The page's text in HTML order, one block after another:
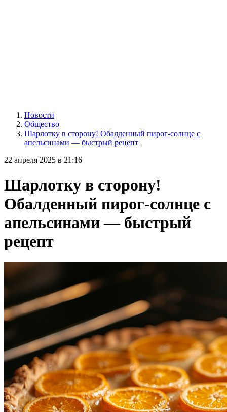
Новости
Общество
Шарлотку в сторону! Обалденный пирог-солнце с
апельсинами — быстрый рецепт
22 апреля 2025 в 21:16
Шарлотку в сторону!
Обалденный пирог-солнце с
апельсинами — быстрый
рецепт